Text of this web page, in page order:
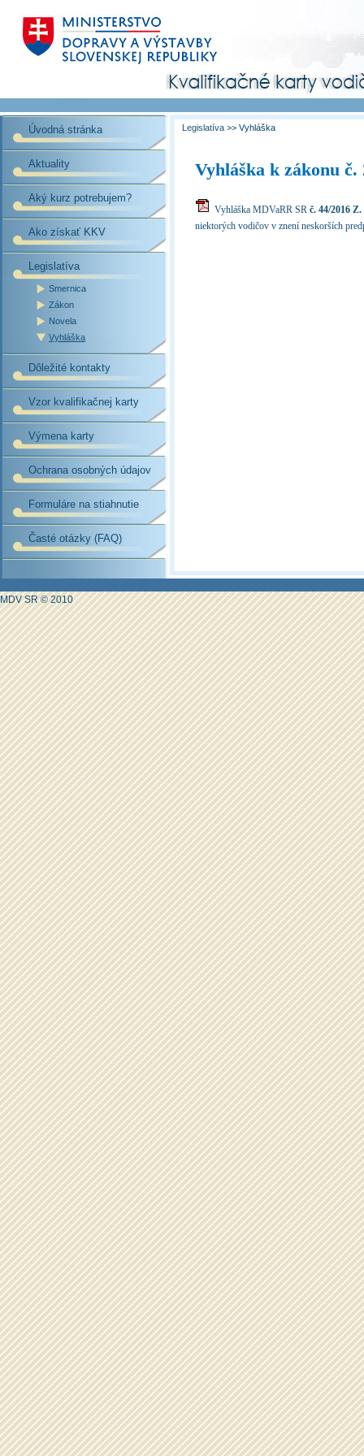
Úvodná stránka
Aktuality
Aký kurz potrebujem?
Ako získať KKV
Legislatíva
Smernica
Zákon
Novela
Vyhláška
Dôležité kontakty
Vzor kvalifikačnej karty
Výmena karty
Ochrana osobných údajov
Formuláre na stiahnutie
Časté otázky (FAQ)
Legislatíva >> Vyhláška
Vyhláška k zákonu č.
Vyhláška MDVaRR SR č. 44/2016 Z.
niektorých vodičov v znení neskorších
MDV SR © 2010